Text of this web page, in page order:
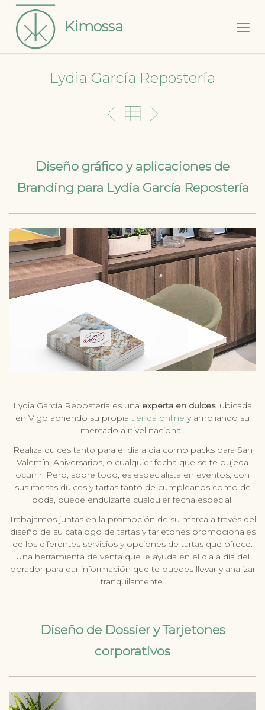
Kimossa
Lydia García Repostería
Diseño gráfico y aplicaciones de
Branding para Lydia García Repostería
Lydia García Repostería es una experta en dulces, ubicada
en Vigo abriendo su propia tienda online y ampliando su
mercado a nivel nacional.
Realiza dulces tanto para el día a día como packs para San
Valentín, Aniversarios, o cualquier fecha que se te pujeda
ocurrir. Pero, sobre todo, es especialista en eventos, con
sus mesas dulces y tartas tanto de cumpleaños como de
boda, puede endulzarte cualquier fecha especial.
Trabajamos juntas en la promoción de su marca a través del
diseño de su catálogo de tartas y tarjetones promocionales
de los diferentes servicios y opciones de tartas que ofrece.
Una herramienta de venta que le ayuda en el día a día del
obrador para dar información que te puedes llevar y analizar
tranquilamente.
Diseño de Dossier y Tarjetones
corporativos